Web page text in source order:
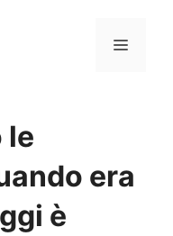
Menu
le
era
è